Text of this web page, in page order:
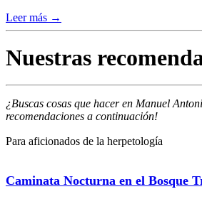
Leer más →
Nuestras
¿Buscas cosas que hacer en Manuel
recomendaciones a continuación!
Para aficionados de la herpetología
Caminata Nocturna en el Bosque